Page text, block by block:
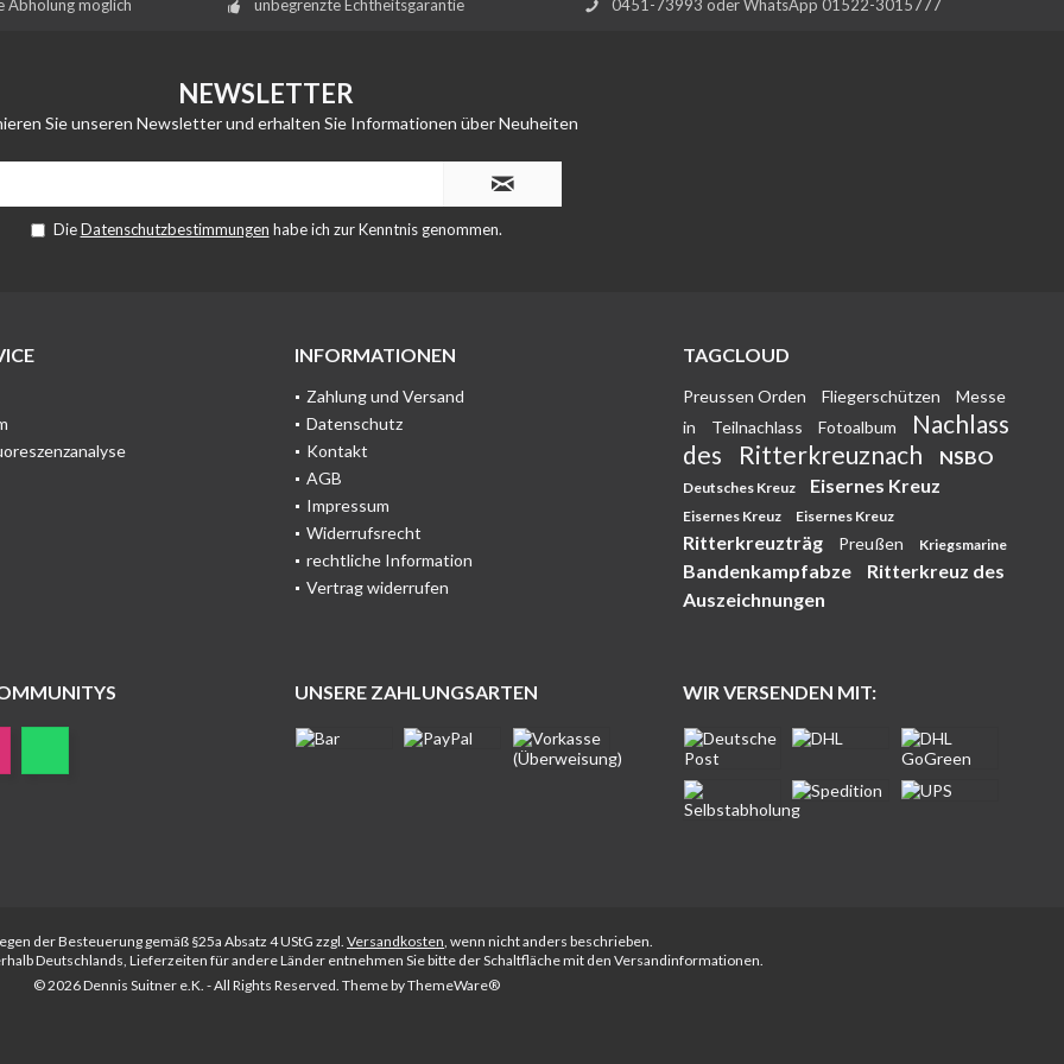
Abholung möglich unbegrenzte Echtheitsgarantie 0451-73993 oder WhatsApp 01522-3015777
NEWSLETTER
Sie unseren Newsletter und erhalten Sie Informationen über Neuheiten
DieDatenschutzbestimmungen habe ich zur Kenntnis genommen.
INFORMATIONEN
Zahlung und Versand
Datenschutz
Kontakt
AGB
Impressum
Widerrufsrecht
rechtliche Information
Vertrag widerrufen
TAGCLOUD
Preussen Orden Fliegerschützen
Messe
in
Teilnachlass Fotoalbum
Nachlass
des
Ritterkreuznach NSBO
Deutsches Kreuz Eisernes Kreuz
Eisernes Kreuz Eisernes Kreuz
Ritterkreuzträg Preußen Kriegsmarine
Bandenkampfabze
Ritterkreuz des
Auszeichnungen
UNSERE ZAHLUNGSARTEN WIR VERSENDEN MIT:
der Besteuerung gemäß §25a Absatz 4 UStG zzgl. Versandkosten, wenn nicht anders beschrieben.
Deutschlands, Lieferzeiten für andere Länder entnehmen Sie bitte der Schaltfläche mit den Versandinformationen.
© 2026 Dennis Suitner e.K. - All Rights Reserved. Theme byThemeWare®